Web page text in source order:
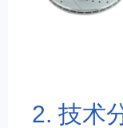
2. 技术